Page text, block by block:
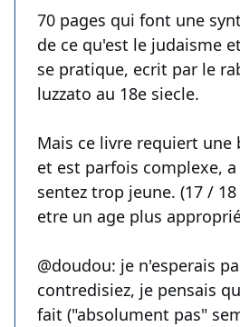
70 pages qui font une
de ce qu'est le judaisme
se pratique, ecrit par le
luzzato au 18e siecle.
Mais ce livre requiert
et est parfois complexe,
sentez trop jeune. (17 /
etre un age plus
@doudou: je n'esperais
contredisiez, je pensais
fait ("absolument pas"